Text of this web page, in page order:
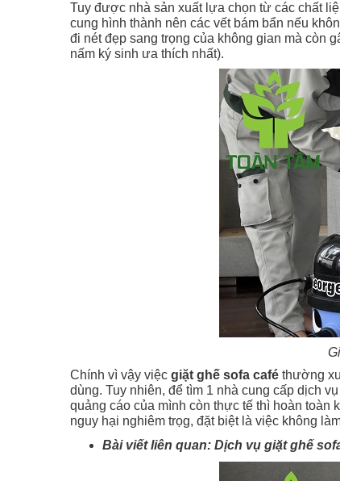
Tuy được nhà sản xuất lựa chọn từ các chất
cung hình thành nên các vết bám bẩn nếu
đi nét đẹp sang trọng của không gian mà còn
nấm ký sinh ưa thích nhất).
Chính vì vậy việc giặt ghế sofa café thường
dùng. Tuy nhiên, để tìm 1 nhà cung cấp dịch
quảng cáo của mình còn thực tế thì hoàn toàn
nguy hại nghiêm trọg, đặt biệt là việc không
Bài viết liên quan: Dịch vụ giặt ghế